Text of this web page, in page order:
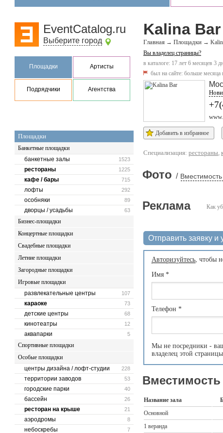
EventCatalog.ru
Выберите город
Площадки Артисты
Подрядчики Агентства
Площадки
Банкетные площадки
1523
банкетные залы
1225
рестораны
715
кафе / бары
292
лофты
89
особняки
63
дворцы / усадьбы
Бизнес-площадки
Концертные площадки
Свадебные площадки
Летние площадки
Загородные площадки
Игровые площадки
107
развлекательные центры
73
караоке
68
детские центры
12
кинотеатры
5
аквапарки
Спортивные площадки
Особые площадки
228
центры дизайна / лофт-студии
53
территории заводов
40
городские парки
26
бассейн
21
ресторан на крыше
8
аэродромы
7
небоскребы
Kalina Bar
Главная → Площадки →
Вы владелец страницы?
в каталоге: 17 лет 6 месяцев 3
был на сайте: больше месяца
Добавить в избранное
Специализация: рестораны,
Фото /
Как
Реклама
Отправить заявку и
Авторизуйтесь, чтобы
Имя *
Телефон *
Мы не посредники -
владелец этой
Название зала
Основной
1 веранда